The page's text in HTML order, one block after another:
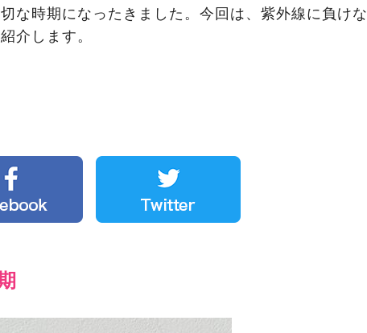
な時期になったきました。今回は、紫外線に負けな
介します。